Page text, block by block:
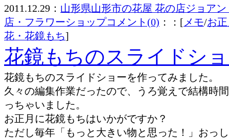
2011.12.29： 山形県山形市の花屋 花の店ジョア
店・フラワーショップコメント(0) ：：[メモ/お
花・花鏡もち]
花鏡もちのスライドシ
花鏡もちのスライドショーを作ってみました。
久々の編集作業だったので、うろ覚えで結構時
っちゃいました。
お正月に花鏡もちはいかがですか？
ただし毎年「もっと大きい物と思った！」おっ